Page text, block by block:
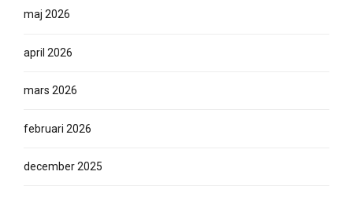
maj 2026
april 2026
mars 2026
februari 2026
december 2025